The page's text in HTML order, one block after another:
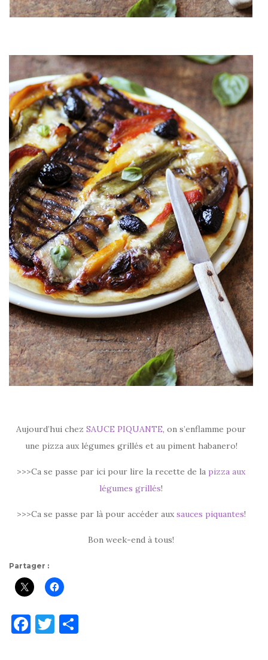
Aujourd’hui chez SAUCE PIQUANTE, on s’enflamme pour
une pizza aux légumes grillés et au piment habanero!
>>>Ca se passe par ici pour lire la recette de la pizza aux
légumes grillés!
>>>Ca se passe par là pour accéder aux sauces piquantes!
Bon week-end à tous!
Partager :
F T